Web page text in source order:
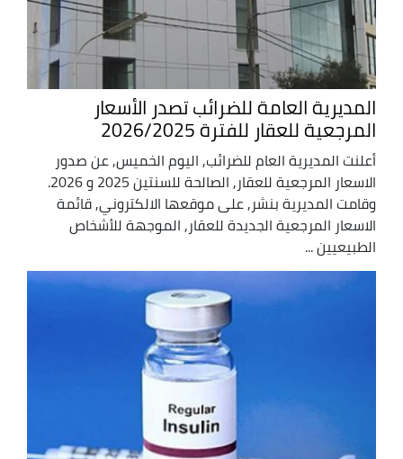
المديرية العامة للضرائب تصدر الأسعار
المرجعية للعقار للفترة 2026/2025
أعلنت المديرية العام للضرائب, اليوم الخميس, عن صدور
الاسعار المرجعية للعقار, الصالحة للسنتين 2025 و 2026.
وقامت المديرية بنشر, على موقعها الالكتروني, قائمة
الاسعار المرجعية الجديدة للعقار, الموجهة للأشخاص
الطبيعيين ...